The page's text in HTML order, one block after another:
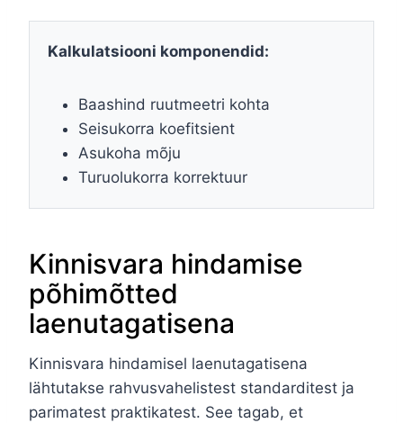
Kalkulatsiooni komponendid:
Baashind ruutmeetri kohta
Seisukorra koefitsient
Asukoha mõju
Turuolukorra korrektuur
Kinnisvara hindamise
põhimõtted
laenutagatisena
Kinnisvara hindamisel laenutagatisena
lähtutakse rahvusvahelistest standarditest ja
parimatest praktikatest. See tagab, et